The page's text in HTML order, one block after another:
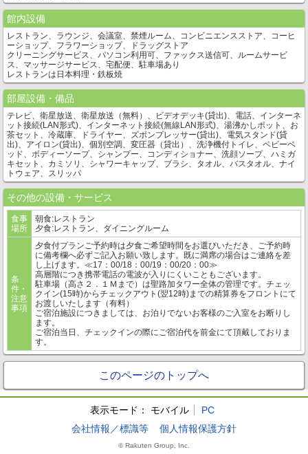
館内設備
レストラン、ラウンジ、会議室、禁煙ルーム、コンビニエンスストア、コーヒ
ーショップ、フラワーショップ、ドラッグストア
クリーニングサービス、パソコン利用可、ファックス送信可、ルームサービ
ス、マッサージサービス、宅配便、駐車場あり
レストランは日本料理・鉄板焼
部屋設備・備品
テレビ、衛星放送、衛星放送（無料）、ビデオデッキ(貸出)、電話、インターネ
ット接続(LAN形式)、インターネット接続(無線LAN形式)、湯沸かしポット、お
茶セット、冷蔵庫、ドライヤー、ズボンプレッサー(貸出)、電気スタンド(貸
出)、アイロン(貸出)、個別空調、変圧器（貸出）、洗浄機付トイレ、ベビーベ
ッド、ボディーソープ、シャンプー、コンディショナー、洗顔ソープ、ハミガ
キセット、カミソリ、シャワーキャップ、ブラシ、タオル、バスタオル、ナイ
トウェア、スリッパ
その他の設備・サービス
食事
場所
朝食:レストラン
夕食:レストラン、ダイニングルーム
条
件・
注意
事項
夕食付プランご予約時は夕食ご希望時間をお選びいただき、ご予約時
に備考欄へ必ずご記入お願い致します。既に満席の場合はご連絡を差
し上げます。≪17：00/18：00/19：00/20：00≫
高層階につき携帯電話の電波が入りにくいこともございます。
駐車場（高さ２．１Ｍまで）は聖路加タワー全体の管理です。チェッ
クイン(15時)からチェックアウト(翌12時)までの精算券をフロントにて
お渡しいたします（有料）
ご宿泊施設につきましては、お泊りでないお客様のご入室をお断りし
ます。
ご宿泊当日、チェックインの際にご宿泊代を前金にて頂戴しておりま
す。
このページのトップへ
表示モード： モバイル
PC
会社情報／標識等
個人情報保護方針
© Rakuten Group, Inc.